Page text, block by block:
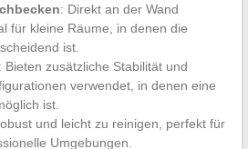
: Direkt an der Wand
für kleine Räume, in denen die
ist.
: Bieten zusätzliche Stabilität und
verwendet, in denen eine
ist.
und leicht zu reinigen, perfekt für
Umgebungen.